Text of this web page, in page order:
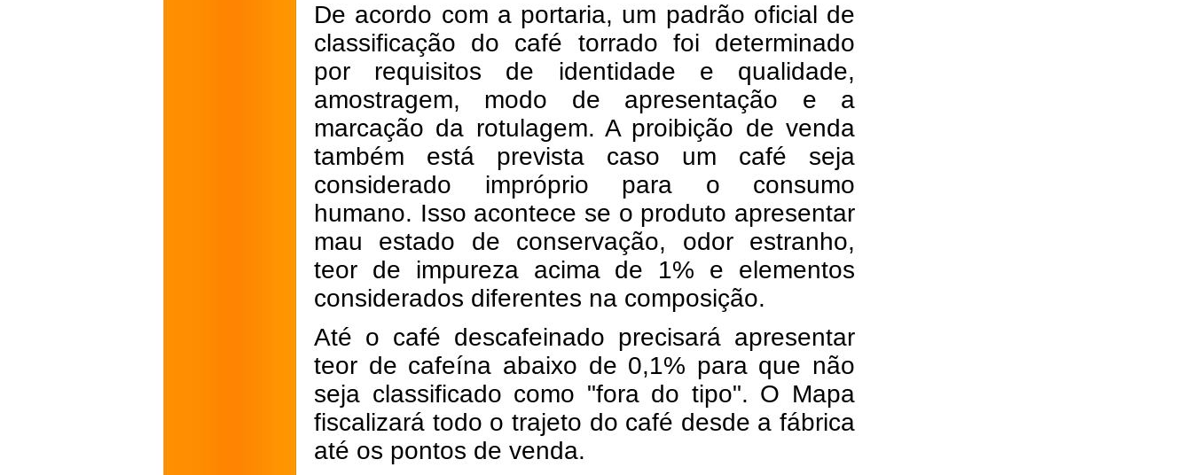
De acordo com a portaria, um padrão oficial de
classificação do café torrado foi determinado
por requisitos de identidade e qualidade,
amostragem, modo de apresentação e a
marcação da rotulagem. A proibição de venda
também está prevista caso um café seja
considerado impróprio para o consumo
humano. Isso acontece se o produto apresentar
mau estado de conservação, odor estranho,
teor de impureza acima de 1% e elementos
considerados diferentes na composição.
Até o café descafeinado precisará apresentar
teor de cafeína abaixo de 0,1% para que não
seja classificado como "fora do tipo". O Mapa
fiscalizará todo o trajeto do café desde a fábrica
até os pontos de venda.